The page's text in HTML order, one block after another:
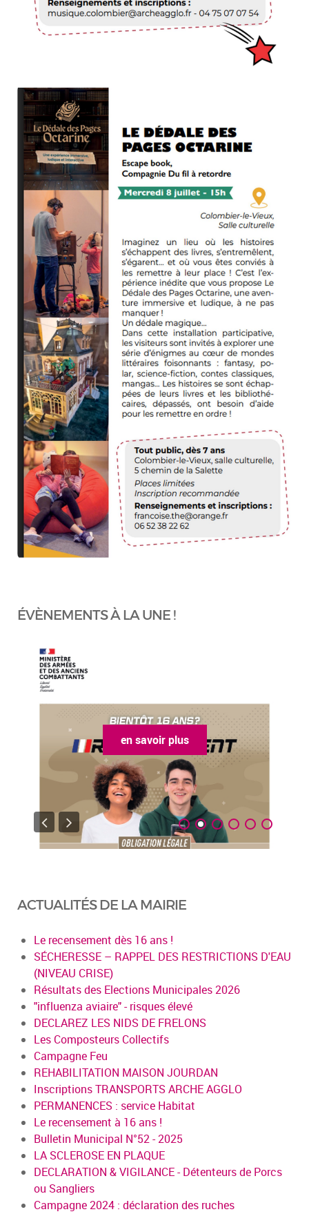
ÉVÈNEMENTS À LA UNE !
en savoir plus
ACTUALITÉS DE LA MAIRIE
Le recensement dès 16 ans !
SÉCHERESSE – RAPPEL DES RESTRICTIONS D'EAU
(NIVEAU CRISE)
Résultats des Elections Municipales 2026
"influenza aviaire" - risques élevé
DECLAREZ LES NIDS DE FRELONS
Les Composteurs Collectifs
Campagne Feu
REHABILITATION MAISON JOURDAN
Inscriptions TRANSPORTS ARCHE AGGLO
PERMANENCES : service Habitat
Le recensement à 16 ans !
Bulletin Municipal N°52 - 2025
LA SCLEROSE EN PLAQUE
DECLARATION & VIGILANCE - Détenteurs de Porcs
ou Sangliers
Campagne 2024 : déclaration des ruches